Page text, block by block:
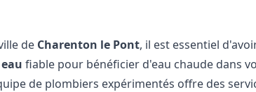
de Charenton le Pont, il est essentiel
fiable pour bénéficier d'eau chaude dans
de plombiers expérimentés offre des